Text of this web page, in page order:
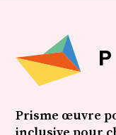
Prisme œuvre